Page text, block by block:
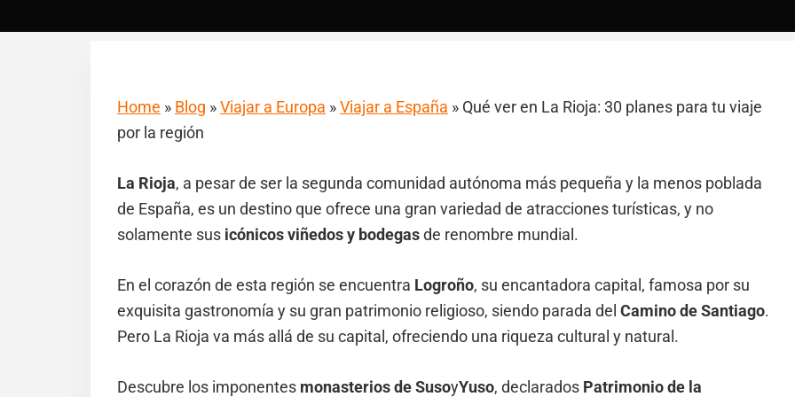
Home » Blog »Viajar a Europa »Viajar a España » Qué ver en La Rioja: 30 planes para tu viaje
por la región
La Rioja, a pesar de ser la segunda comunidad autónoma más pequeña y la menos poblada
de España, es un destino que ofrece una gran variedad de atracciones turísticas, y no
solamente sus icónicos viñedos y bodegasde renombre mundial.
En el corazón de esta región se encuentra Logroño, su encantadora capital, famosa por su
exquisita gastronomía y su gran patrimonio religioso, siendo parada del Camino de Santiago.
Pero La Rioja va más allá de su capital, ofreciendo una riqueza cultural y natural.
Descubre los imponentes monasterios de SusoyYuso, declarados Patrimonio de la